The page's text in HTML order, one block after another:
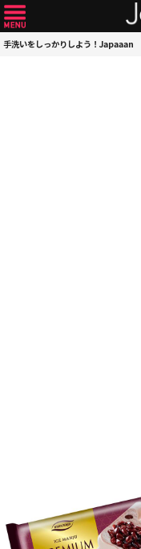
手洗いをしっかりしよう！Japaaan